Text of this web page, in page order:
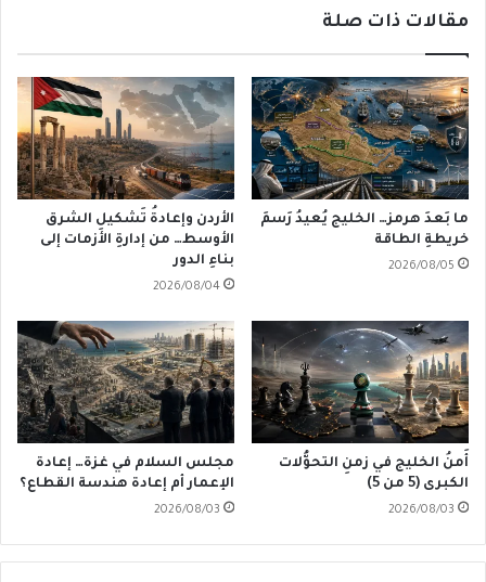
مقالات ذات صلة
ما بَعدَ هرمز… الخليج يُعيدُ رَسمَ
خريطةِ الطاقة
2026/08/05
الأردن وإعادةُ تَشكيلِ الشرق
الأوسط… من إدارةِ الأزمات إلى
بناءِ الدور
2026/08/04
أَمنُ الخليج في زمنِ التحوُّلات
الكبرى (5 من 5)
2026/08/03
مجلس السلام في غزة… إعادة
الإعمار أم إعادة هندسة القطاع؟
2026/08/03